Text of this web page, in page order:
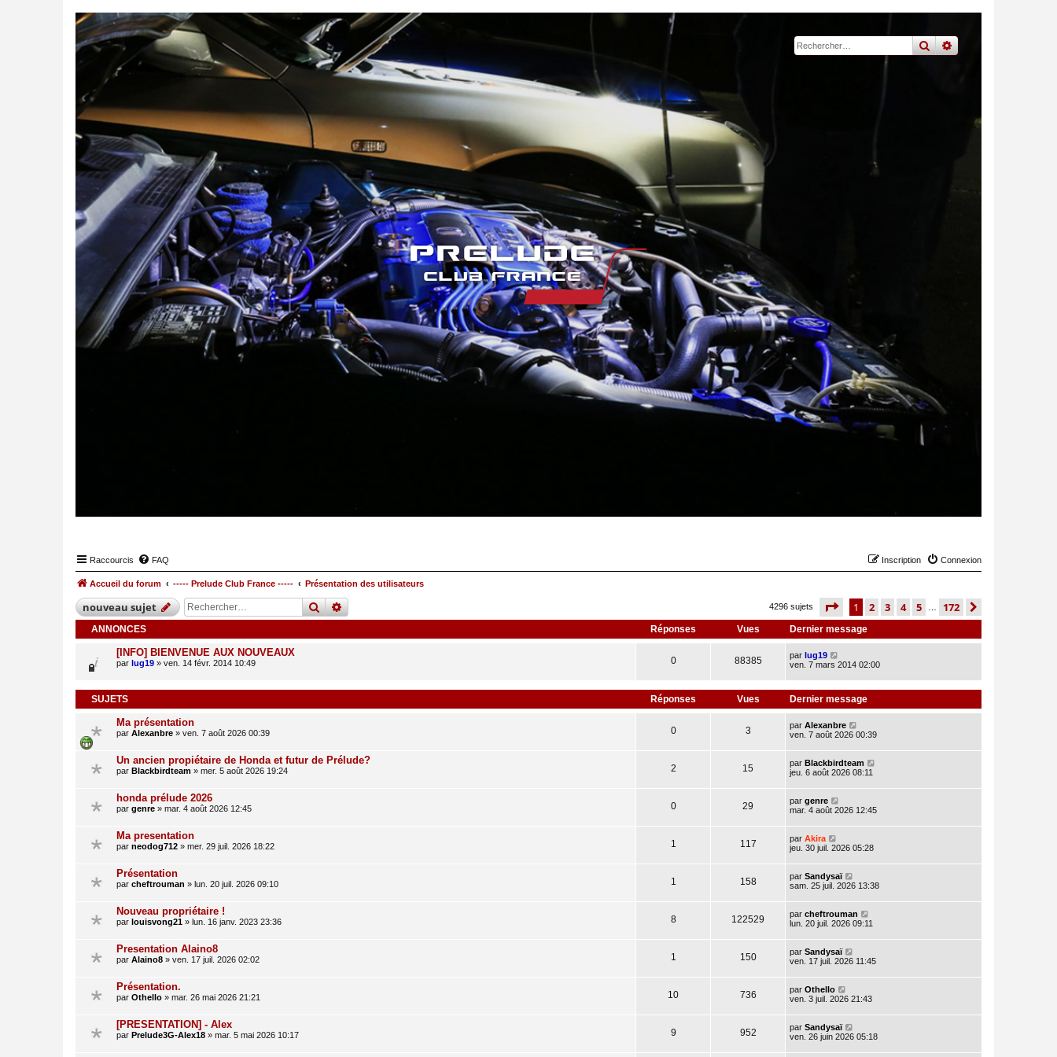
rechercher
recherche
Raccourcis FAQ Connexion
Inscription
Accueil du forum ----- Prelude Club France ----- Présentation des utilisateurs
nouveausujet rechercher
recherche 4296 sujets page 1 sur 172
1 2 3 4 5 172
ANNONCES Réponses Vues Dernier message
[INFO] BIENVENUE AUX NOUVEAUX
par lug19 » ven. 14 févr. 2014 10:49 0 88385 par lug19
ven. 7 mars 2014 02:00
SUJETS Réponses Vues Dernier message
Ma présentation
par Alexanbre » ven. 7 août 2026 00:39 0 3 par Alexanbre
ven. 7 août 2026 00:39
Un ancien propiétaire de Honda et futur de Prélude?
par Blackbirdteam » mer. 5 août 2026 19:24 2 15 par Blackbirdteam
jeu. 6 août 2026 08:11
honda prélude 2026
par genre » mar. 4 août 2026 12:45 0 29 par genre
mar. 4 août 2026 12:45
Ma presentation
par neodog712 » mer. 29 juil. 2026 18:22 1 117 par Akira
jeu. 30 juil. 2026 05:28
Présentation
par cheftrouman » lun. 20 juil. 2026 09:10 1 158 par Sandysaï
sam. 25 juil. 2026 13:38
Nouveau propriétaire !
par louisvong21 » lun. 16 janv. 2023 23:36 8 122529 par cheftrouman
lun. 20 juil. 2026 09:11
Presentation Alaino8
par Alaino8 » ven. 17 juil. 2026 02:02 1 150 par Sandysaï
ven. 17 juil. 2026 11:45
Présentation.
par Othello » mar. 26 mai 2026 21:21 10 736 par Othello
ven. 3 juil. 2026 21:43
[PRESENTATION] - Alex
par Prelude3G-Alex18 » mar. 5 mai 2026 10:17 9 952 par Sandysaï
ven. 26 juin 2026 05:18